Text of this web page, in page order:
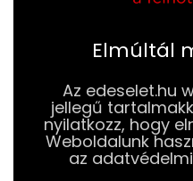
Elmúltál
Az edeselet.hu
jellegű
nyilatkozz, hogy
Weboldalunk
az